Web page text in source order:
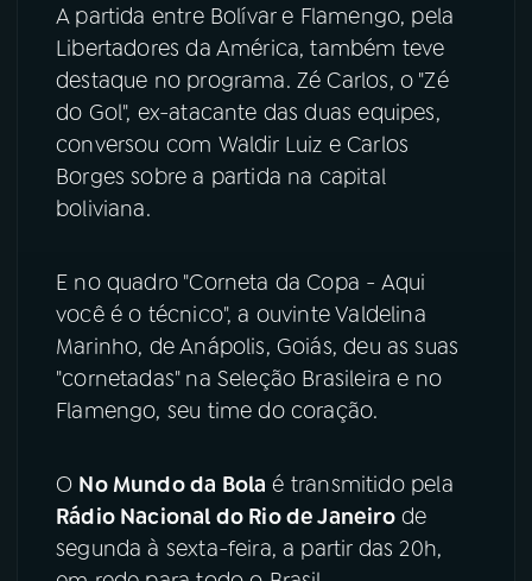
A partida entre Bolívar e Flamengo, pela
Libertadores da América, também teve
destaque no programa. Zé Carlos, o "Zé
do Gol", ex-atacante das duas equipes,
conversou com Waldir Luiz e Carlos
Borges sobre a partida na capital
boliviana.
E no quadro "Corneta da Copa - Aqui
você é o técnico", a ouvinte Valdelina
Marinho, de Anápolis, Goiás, deu as suas
"cornetadas" na Seleção Brasileira e no
Flamengo, seu time do coração.
O No Mundo da Bola é transmitido pela
Rádio Nacional do Rio de Janeirode
segunda à sexta-feira, a partir das 20h,